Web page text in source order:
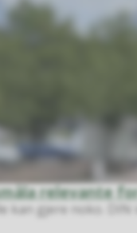
relevante for
kan gjere noko.